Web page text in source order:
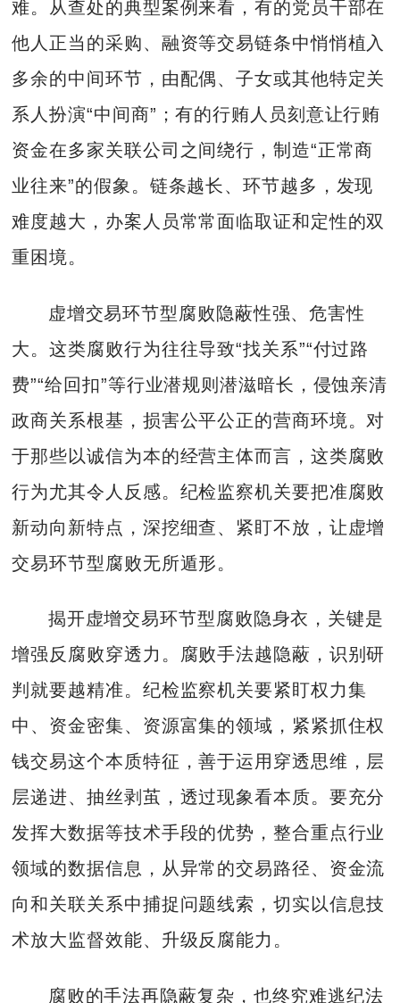
难。从查处的典型案例来看，有的党员干部在
他人正当的采购、融资等交易链条中悄悄植入
多余的中间环节，由配偶、子女或其他特定关
系人扮演“中间商”；有的行贿人员刻意让行贿
资金在多家关联公司之间绕行，制造“正常商
业往来”的假象。链条越长、环节越多，发现
难度越大，办案人员常常面临取证和定性的双
重困境。
虚增交易环节型腐败隐蔽性强、危害性
大。这类腐败行为往往导致“找关系”“付过路
费”“给回扣”等行业潜规则潜滋暗长，侵蚀亲清
政商关系根基，损害公平公正的营商环境。对
于那些以诚信为本的经营主体而言，这类腐败
行为尤其令人反感。纪检监察机关要把准腐败
新动向新特点，深挖细查、紧盯不放，让虚增
交易环节型腐败无所遁形。
揭开虚增交易环节型腐败隐身衣，关键是
增强反腐败穿透力。腐败手法越隐蔽，识别研
判就要越精准。纪检监察机关要紧盯权力集
中、资金密集、资源富集的领域，紧紧抓住权
钱交易这个本质特征，善于运用穿透思维，层
层递进、抽丝剥茧，透过现象看本质。要充分
发挥大数据等技术手段的优势，整合重点行业
领域的数据信息，从异常的交易路径、资金流
向和关联关系中捕捉问题线索，切实以信息技
术放大监督效能、升级反腐能力。
腐败的手法再隐蔽复杂，也终究难逃纪法